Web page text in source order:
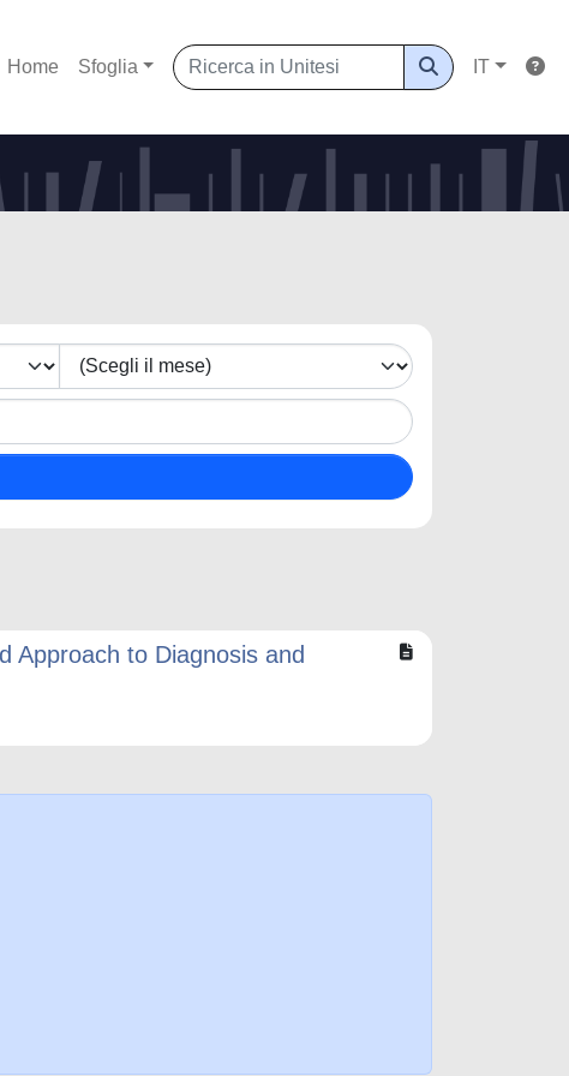
Home Sfoglia IT
Approach to Diagnosis and